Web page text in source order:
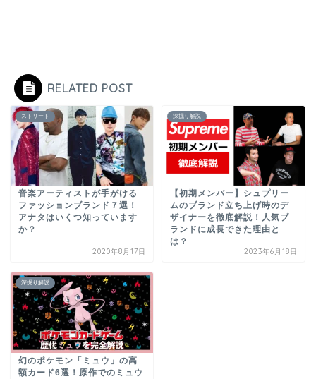
RELATED POST
ストリート
音楽アーティストが手がける
ファッションブランド７選！
アナタはいくつ知っています
か？
2020年8月17日
深掘り解説
【初期メンバー】シュプリー
ムのブランド立ち上げ時のデ
ザイナーを徹底解説！人気ブ
ランドに成長できた理由と
は？
2023年6月18日
深掘り解説
幻のポケモン「ミュウ」の高
額カード6選！原作でのミュウ